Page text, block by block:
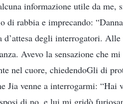
informazione utile da me,
di rabbia e imprecando:
degli interrogatori.
Avevo la sensazione che
nel cuore, chiedendoGli di
Jia venne a interrogarmi: “Hai
di no, e lui mi gridò